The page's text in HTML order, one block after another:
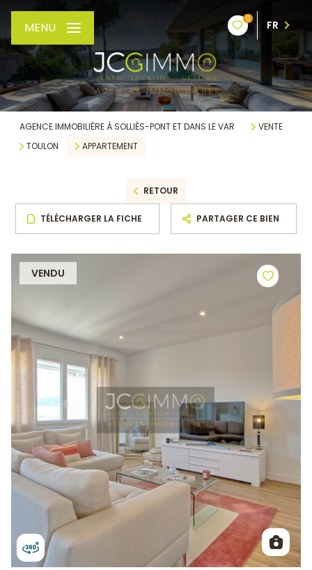
0
FR
MENU
AGENCE IMMOBILIÈRE À SOLLIÈS-PONT ET DANS LE VAR
VENTE
TOULON
APPARTEMENT
RETOUR
TÉLÉCHARGER LA FICHE PARTAGER CE BIEN
VENDU